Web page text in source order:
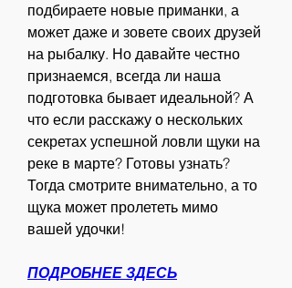
подбираете новые приманки, а
может даже и зовете своих друзей
на рыбалку. Но давайте честно
признаемся, всегда ли наша
подготовка бывает идеальной? А
что если расскажу о нескольких
секретах успешной ловли щуки на
реке в марте? Готовы узнать?
Тогда смотрите внимательно, а то
щука может пролететь мимо
вашей удочки!
ПОДРОБНЕЕ ЗДЕСЬ